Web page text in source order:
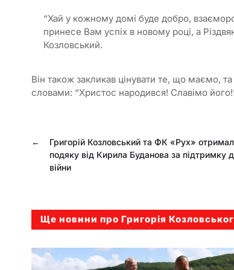
“Хай у кожному домі буде добро,
принесе Вам успіх в новому році, а
Козловський.
Він також закликав цінувати те, що маємо,
словами: “Христос народився! Славімо
←
Григорій Козловський та ФК «Рух»
подяку від Кирила Буданова за підтримку
війни
Ще новини про Григорія